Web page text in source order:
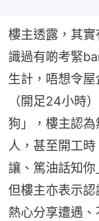
樓主透露，其
識過有啲考緊
生計，唔想令
（開足24小時
狗」，樓主認
人，甚至開工
讓、篤油話知你
但樓主亦表示
熱心分享遭遇、